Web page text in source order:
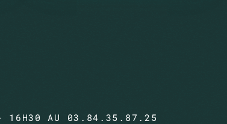
16H30 AU 03.84.35.87.25